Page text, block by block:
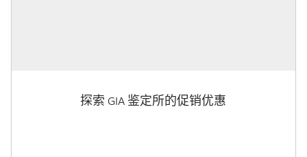
探索 GIA 鉴定所的促销优惠